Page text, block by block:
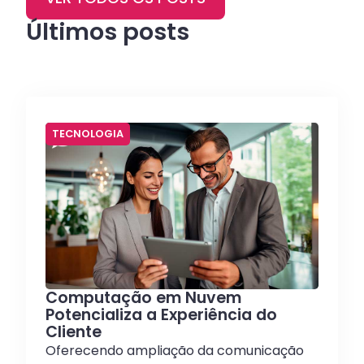
Últimos posts
TECNOLOGIA
Computação em Nuvem
Potencializa a Experiência do
Cliente
Oferecendo ampliação da comunicação